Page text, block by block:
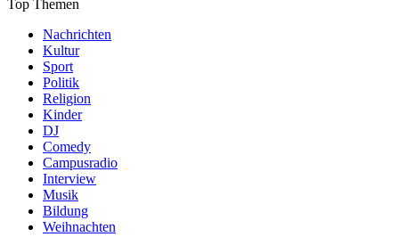
Top Themen
Nachrichten
Kultur
Sport
Politik
Religion
Kinder
DJ
Comedy
Campusradio
Interview
Musik
Bildung
Weihnachten